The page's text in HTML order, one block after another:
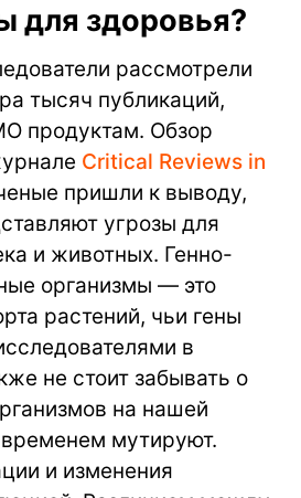
для здоровья?
рассмотрели
тысяч публикаций,
продуктам. Обзор
Critical Reviews in
пришли к выводу,
угрозы для
и животных. Генно-
организмы — это
растений, чьи гены
в
не стоит забывать о
на нашей
мутируют.
и изменения